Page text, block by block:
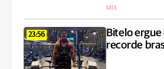
MIX
23:56
Bitelo
recorde